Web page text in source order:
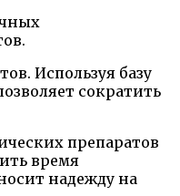
Используя базу
сократить
препаратов
время
надежду на